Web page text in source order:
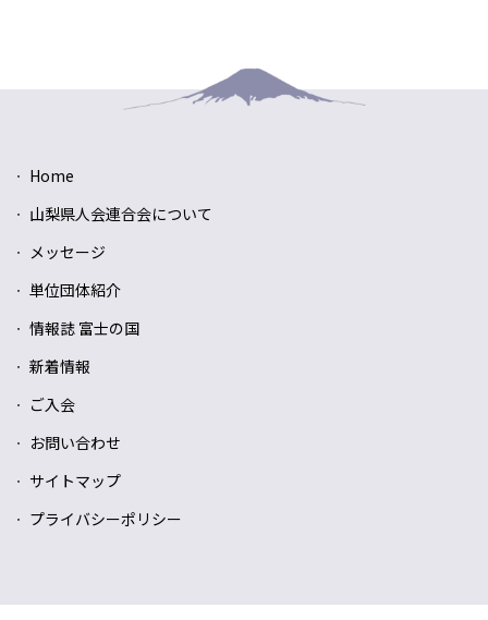
Home
山梨県人会連合会について
メッセージ
単位団体紹介
情報誌 富士の国
新着情報
ご入会
お問い合わせ
サイトマップ
プライバシーポリシー